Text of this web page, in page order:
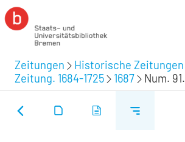
Zeitungen Historische Zeitungen
Zeitung. 1684-1725
1687 Num. 91.